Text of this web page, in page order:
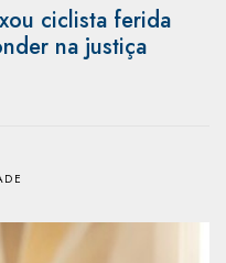
ciclista ferida
na justiça